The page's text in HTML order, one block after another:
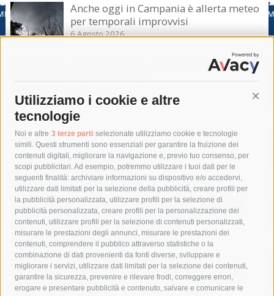
Utilizziamo i cookie e altre
tecnologie
Noi e altre 3 terze parti selezionate utilizziamo cookie e tecnologie
simili. Questi strumenti sono essenziali per garantire la fruizione dei
contenuti digitali, migliorare la navigazione e, previo tuo consenso, per
scopi pubblicitari. Ad esempio, potremmo utilizzare i tuoi dati per le
seguenti finalità: archiviare informazioni su dispositivo e/o accedervi,
utilizzare dati limitati per la selezione della pubblicità, creare profili per
la pubblicità personalizzata, utilizzare profili per la selezione di
pubblicità personalizzata, creare profili per la personalizzazione dei
contenuti, utilizzare profili per la selezione di contenuti personalizzati,
misurare le prestazioni degli annunci, misurare le prestazioni dei
contenuti, comprendere il pubblico attraverso statistiche o la
combinazione di dati provenienti da fonti diverse, sviluppare e
migliorare i servizi, utilizzare dati limitati per la selezione dei contenuti,
garantire la sicurezza, prevenire e rilevare frodi, correggere errori,
erogare e presentare pubblicità e contenuto, salvare e comunicare le
Anche oggi in Campania è allerta meteo
per temporali improvvisi
6 Agosto 2026
Domani e sabato interrotta la linea Eav
Tag
acqua allerta meteo
anas
area marina protetta di punta campanella
arresto
Asl Napoli 3 sud
capitaneria di porto capri
carabinieri
castellammare di stabia
circumvesuviana
comune di sorrento
concerto
contagi
costiera amalfitana
covid-19 eav
elezioni
fondazione sorrento
gori guardia costiera
incidente